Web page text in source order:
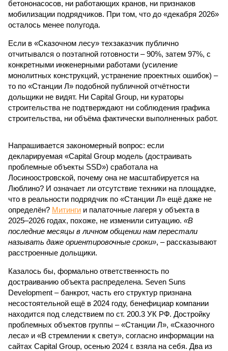
бетононасосов, ни работающих кранов, ни признаков
мобилизации подрядчиков. При том, что до «декабря 2026»
осталось менее полугода.
Если в «Сказочном лесу» техзаказчик публично
отчитывался о поэтапной готовности – 90%, затем 97%, с
конкретными инженерными работами (усиление
монолитных конструкций, устранение проектных ошибок) –
то по «Станции Л» подобной публичной отчётности
дольщики не видят. Ни Capital Group, ни кураторы
строительства не подтверждают ни соблюдения графика
строительства, ни объёма фактически выполненных работ.
Напрашивается закономерный вопрос: если
декларируемая «Capital Group модель (достраивать
проблемные объекты SSD») сработала на
Лосиноостровской, почему она не масштабируется на
Люблино? И означает ли отсутствие техники на площадке,
что в реальности подрядчик по «Станции Л» ещё даже не
определён? Митинги и палаточные лагеря у объекта в
2025–2026 годах, похоже, не изменили ситуацию. «В
последние месяцы в личном общении нам перестали
называть даже ориентировочные сроки», – рассказывают
расстроенные дольщики.
Казалось бы, формально ответственность по
достраиванию объекта распределена. Seven Suns
Development – банкрот, часть его структур признана
несостоятельной ещё в 2024 году, бенефициар компании
находится под следствием по ст. 200.3 УК РФ. Достройку
проблемных объектов группы – «Станции Л», «Сказочного
леса» и «В стремлении к свету», согласно информации на
сайтах Capital Group, осенью 2024 г. взяла на себя. Два из